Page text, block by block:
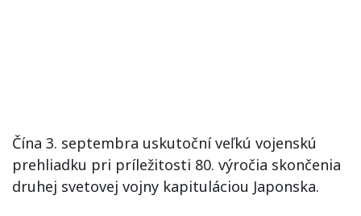
Čína 3. septembra uskutoční veľkú vojenskú
prehliadku pri príležitosti 80. výročia skončenia
druhej svetovej vojny kapituláciou Japonska.